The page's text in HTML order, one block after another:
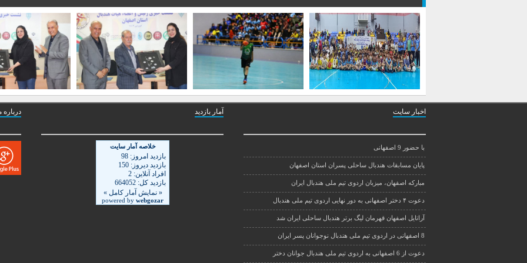
اخبار سایت
با حضور 9 اصفهانی
پایان مسابقات هندبال ساحلی پسران استان اصفهان
مبارکه اصفهان، میزبان اردوی تیم ملی هندبال ایران
دعوت ۴ دختر اصفهانی به دور نهایی اردوی تیم ملی هندبال
آراتایل اصفهان قهرمان لیگ برتر هندبال ساحلی ایران شد
8 اصفهانی در اردوی تیم ملی هندبال نوجوانان پسر ایران
دعوت از 6 اصفهانی به اردوی تیم ملی هندبال جوانان دختر
آمار بازدید درباره